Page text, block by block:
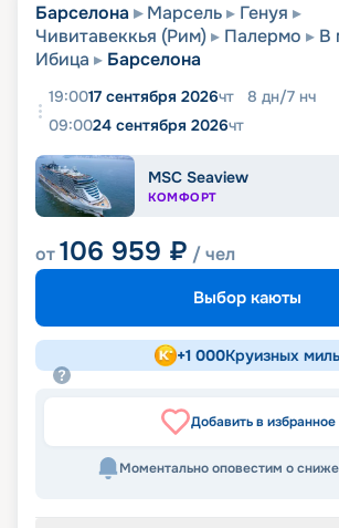
Барселона Марсель
Генуя
Чивитавеккья (Рим)
Палермо
В
Ибица
Барселона
19:0017 сентября 2026чт 8 дн/7 нч
09:0024 сентября 2026чт
MSC Seaview
КОМФОРТ
от106 959 ₽ / чел
Выбор каюты
+1 000Круизных миль
Добавить в избранное
Моментально оповестим о